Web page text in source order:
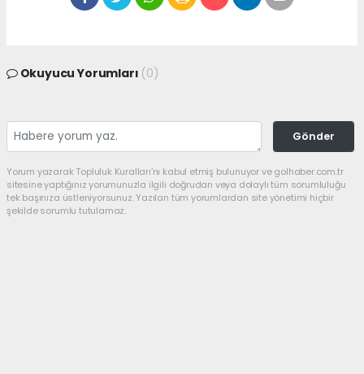
Okuyucu Yorumları (0)
Gönder
Yorum yazarak Topluluk Kuralları’nı kabul etmiş bulunuyor ve golhaber.com.tr
sitesine yaptığınız yorumunuzla ilgili doğrudan veya dolaylı tüm sorumluluğu
tek başınıza üstleniyorsunuz. Yazılan tüm yorumlardan site yönetimi hiçbir
şekilde sorumlu tutulamaz.